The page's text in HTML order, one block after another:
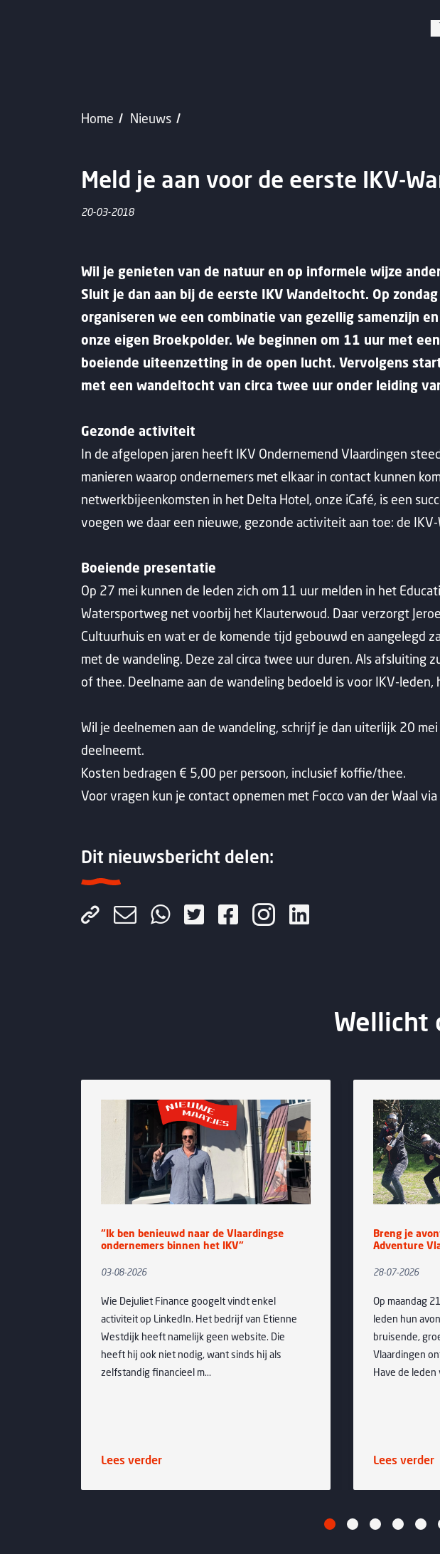
Home Nieuws
Meld je aan voor de eerste IKV-
20-03-2018
Wil je genieten van de natuur en op informele wijze
Sluit je dan aan bij de eerste IKV Wandeltocht. Op
organiseren we een combinatie van gezellig samenzijn
onze eigen Broekpolder. We beginnen om 11 uur met
boeiende uiteenzetting in de open lucht. Vervolgens
met een wandeltocht van circa twee uur onder leiding
Gezonde activiteit
In de afgelopen jaren heeft IKV Ondernemend Vlaardingen
manieren waarop ondernemers met elkaar in contact kunnen
netwerkbijeenkomsten in het Delta Hotel, onze iCafé, is een
voegen we daar een nieuwe, gezonde activiteit aan toe: de
Boeiende presentatie
Op 27 mei kunnen de leden zich om 11 uur melden in het
Watersportweg net voorbij het Klauterwoud. Daar verzorgt
Cultuurhuis en wat er de komende tijd gebouwd en aangelegd
met de wandeling. Deze zal circa twee uur duren. Als afsluiting
of thee. Deelname aan de wandeling bedoeld is voor IKV-leden,
Wil je deelnemen aan de wandeling, schrijf je dan uiterlijk 20 mei
deelneemt.
Kosten bedragen € 5,00 per persoon, inclusief koffie/thee.
Voor vragen kun je contact opnemen met Focco van der Waal
Dit nieuwsbericht delen:
Wellicht
“Ik ben benieuwd naar de Vlaardingse
ondernemers binnen het IKV”
03-08-2026
Wie Dejuliet Finance googelt vindt enkel
activiteit op LinkedIn. Het bedrijf van Etienne
Westdijk heeft namelijk geen website. Die
heeft hij ook niet nodig, want sinds hij als
zelfstandig financieel m...
Lees verder
Breng je
Adventure
28-07-2026
Op maandag
leden hun
bruisende,
Vlaardingen
Have de leden
Lees verder